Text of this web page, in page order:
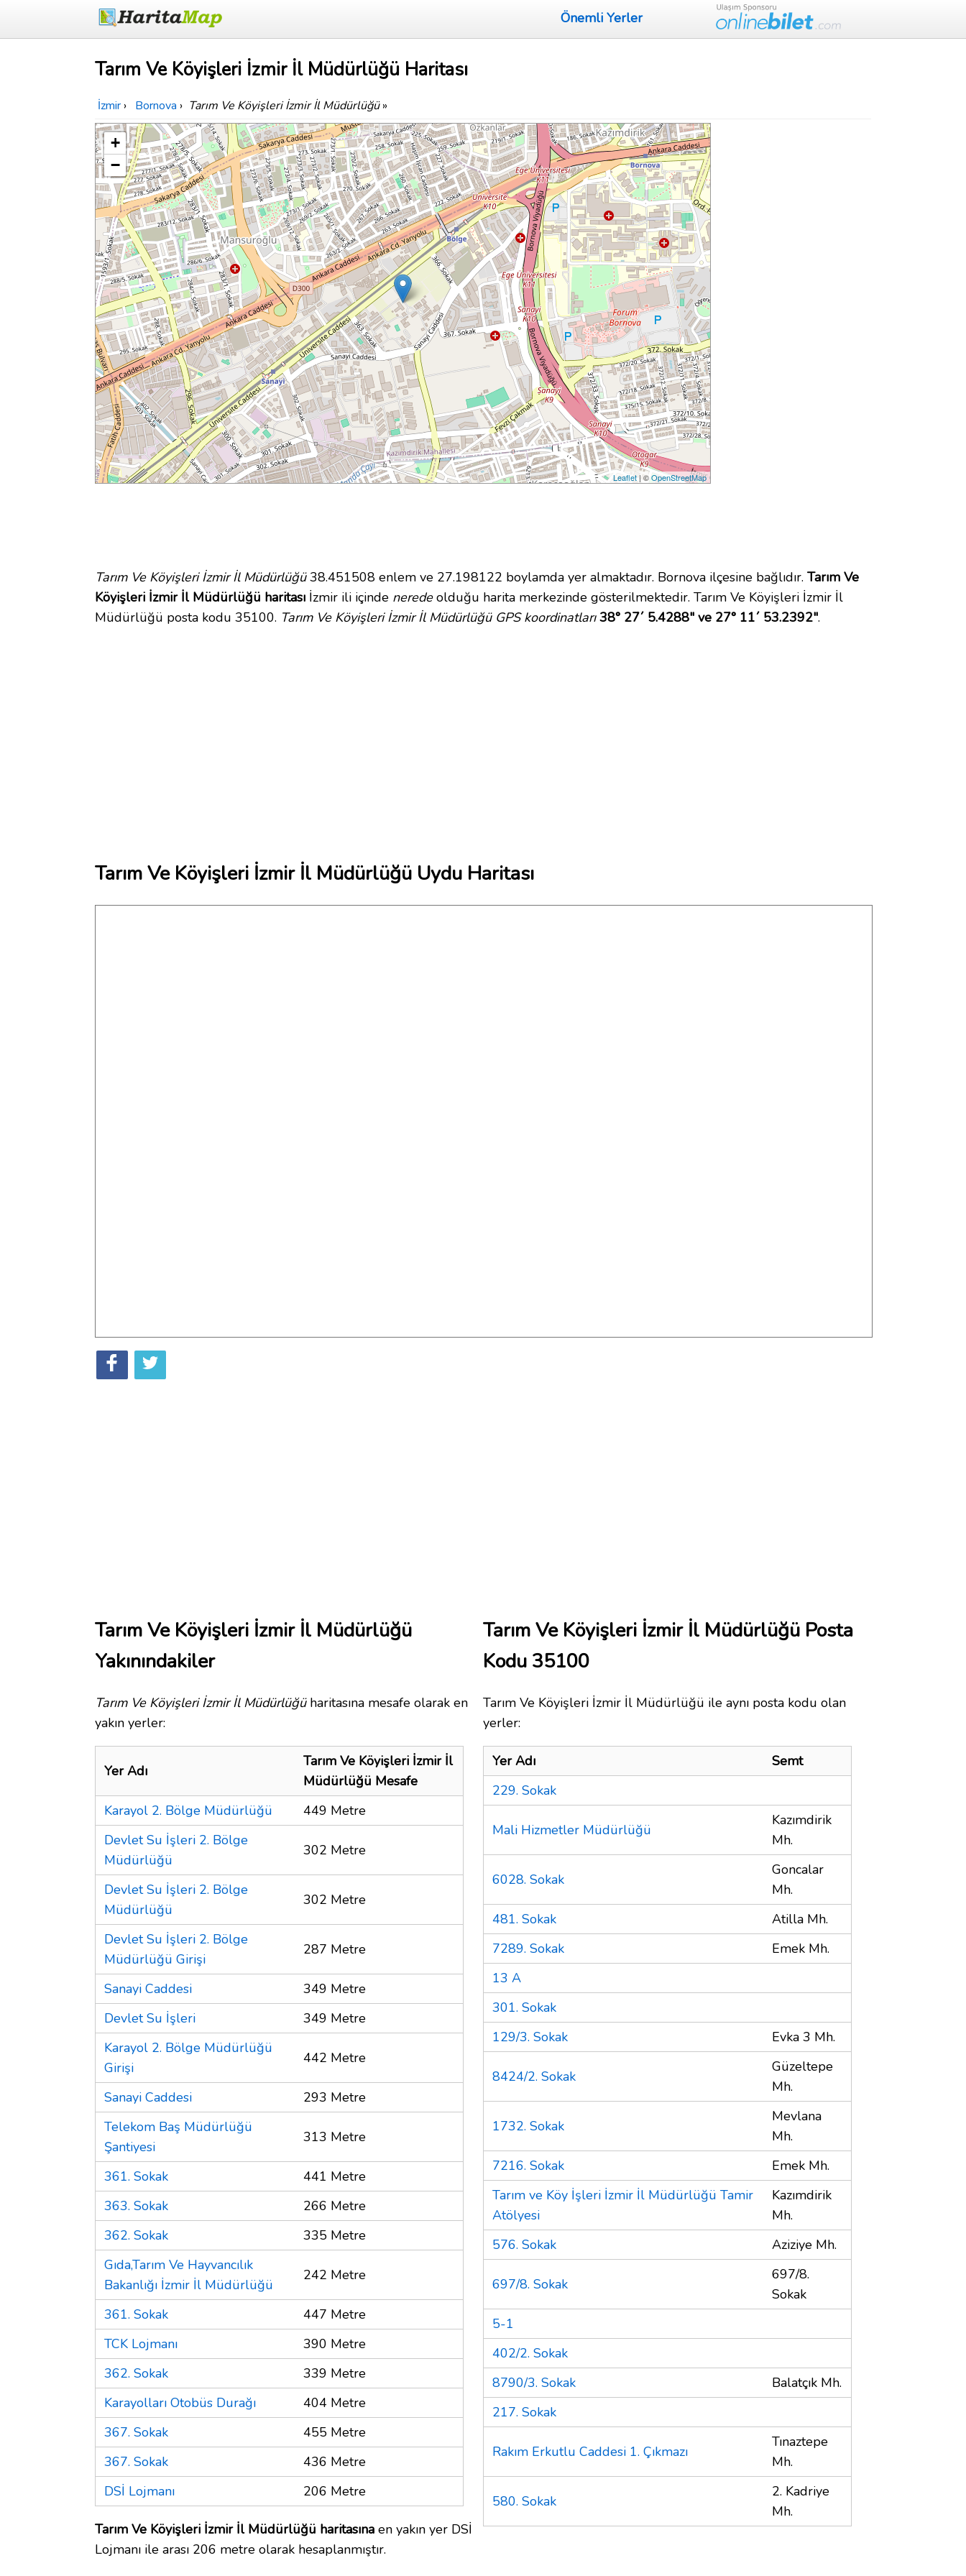
Önemli Yerler
Tarım Ve Köyişleri İzmir İl Müdürlüğü Haritası
İzmir › Bornova › Tarım Ve Köyişleri İzmir İl Müdürlüğü»
+
−
Leaflet| ©OpenStreetMap
Tarım Ve Köyişleri İzmir İl Müdürlüğü38.451508 enlem ve 27.198122 boylamda yer almaktadır. Bornova ilçesine bağlıdır. Tarım Ve
Köyişleri İzmir İl Müdürlüğü haritası İzmir ili içinde neredeolduğu harita merkezinde gösterilmektedir. Tarım Ve Köyişleri İzmir İl
Müdürlüğü posta kodu 35100. Tarım Ve Köyişleri İzmir İl Müdürlüğü GPS koordinatları 38° 27´ 5.4288" ve 27° 11´ 53.2392".
Tarım Ve Köyişleri İzmir İl Müdürlüğü Uydu Haritası
Tarım Ve Köyişleri İzmir İl Müdürlüğü
Yakınındakiler
Tarım Ve Köyişleri İzmir İl Müdürlüğüharitasına mesafe olarak en
yakın yerler:
Yer Adı
Tarım Ve Köyişleri İzmir İl
Müdürlüğü Mesafe
Karayol 2. Bölge Müdürlüğü
449 Metre
Devlet Su İşleri 2. Bölge
Müdürlüğü
302 Metre
Devlet Su İşleri 2. Bölge
Müdürlüğü
302 Metre
Devlet Su İşleri 2. Bölge
Müdürlüğü Girişi
287 Metre
Sanayi Caddesi
349 Metre
Devlet Su İşleri
349 Metre
Karayol 2. Bölge Müdürlüğü
Girişi
442 Metre
Sanayi Caddesi
293 Metre
Telekom Baş Müdürlüğü
Şantiyesi
313 Metre
361. Sokak
441 Metre
363. Sokak
266 Metre
362. Sokak
335 Metre
Gıda,Tarım Ve Hayvancılık
Bakanlığı İzmir İl Müdürlüğü
242 Metre
361. Sokak
447 Metre
TCK Lojmanı
390 Metre
362. Sokak
339 Metre
Karayolları Otobüs Durağı
404 Metre
367. Sokak
455 Metre
367. Sokak
436 Metre
DSİ Lojmanı
206 Metre
Tarım Ve Köyişleri İzmir İl Müdürlüğü haritasına en yakın yer DSİ
Lojmanı ile arası 206 metre olarak hesaplanmıştır.
Tarım Ve Köyişleri İzmir İl Müdürlüğü Posta
Kodu 35100
Tarım Ve Köyişleri İzmir İl Müdürlüğü ile aynı posta kodu olan
yerler:
Yer Adı
Semt
229. Sokak
Mali Hizmetler Müdürlüğü
Kazımdirik
Mh.
6028. Sokak
Goncalar
Mh.
481. Sokak
Atilla Mh.
7289. Sokak
Emek Mh.
13 A
301. Sokak
129/3. Sokak
Evka 3 Mh.
8424/2. Sokak
Güzeltepe
Mh.
1732. Sokak
Mevlana
Mh.
7216. Sokak
Emek Mh.
Tarım ve Köy İşleri İzmir İl Müdürlüğü Tamir
Atölyesi
Kazımdirik
Mh.
576. Sokak
Aziziye Mh.
697/8. Sokak
697/8.
Sokak
5-1
402/2. Sokak
8790/3. Sokak
Balatçık Mh.
217. Sokak
Rakım Erkutlu Caddesi 1. Çıkmazı
Tınaztepe
Mh.
580. Sokak
2. Kadriye
Mh.